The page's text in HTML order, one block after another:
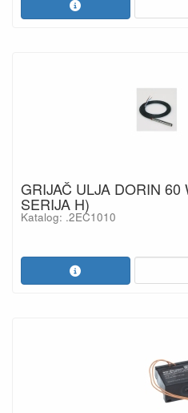
GRIJAČ ULJA DORIN
SERIJA H)
Katalog: .2EC1010